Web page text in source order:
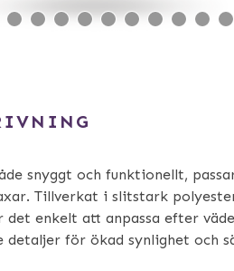
snyggt och funktionellt,
Tillverkat i slitstark
enkelt att anpassa efter
detaljer för ökad synlighet och